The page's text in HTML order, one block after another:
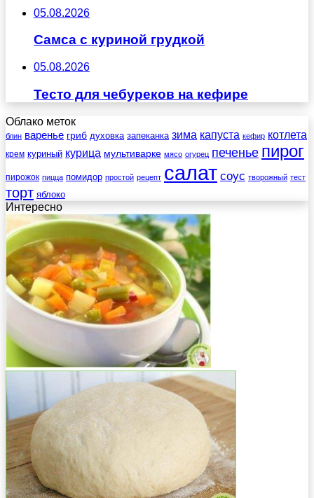
05.08.2026
Самса с куриной грудкой
05.08.2026
Тесто для чебуреков на кефире
Облако меток
блин варенье гриб духовка запеканка зима капуста кефир котлета
крем куриный курица мультиварке мясо огурец печенье пирог
пирожок пицца помидор простой рецепт салат соус творожный тест
торт яблоко
Интересно